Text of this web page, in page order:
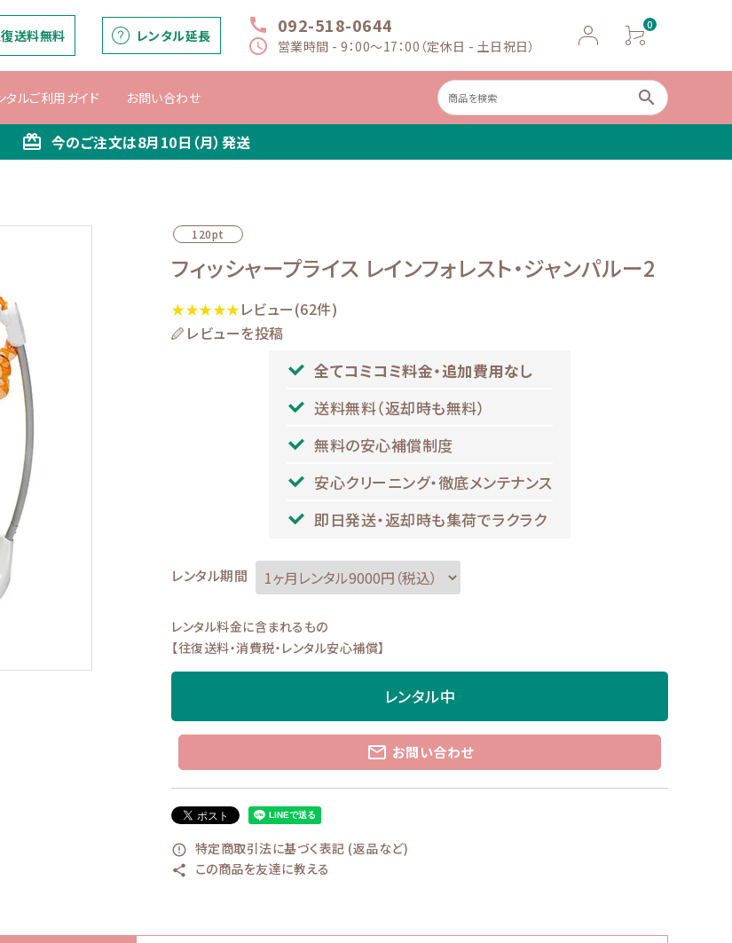
送料無料 レンタル延長 call 092-518-0644
schedule 営業時間 - 9：00～17：00（定休日 - 土日祝日）
0
抱っこひも ベビーベッド
タルご利用ガイド お問い合わせ search
card_giftcard 今のご注文は8月10日（月） 発送
120pt
フィッシャープライス レインフォレスト・ジャンパルー2
★★★★★レビュー(62件)
レビューを投稿
全てコミコミ料金・追加費用なし
送料無料（返却時も無料）
無料の安心補償制度
安心クリーニング・徹底メンテナンス
即日発送・返却時も集荷でラクラク
レンタル期間
レンタル料金に含まれるもの
【往復送料・消費税・レンタル安心補償】
レンタル中
mail_outline お問い合わせ
error_outline 特定商取引法に基づく表記 (返品など)
share この商品を友達に教える